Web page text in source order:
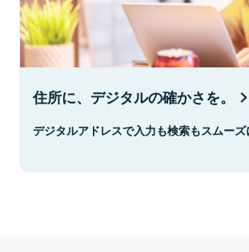
住所に、デジタルの確かさを。
デジタルアドレスで入力も検索もスムーズ